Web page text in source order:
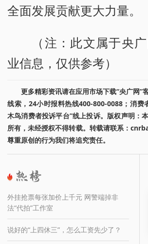
全面发展贡献更大力量。
（注：此文属于央
业信息，仅供参考）
更多精彩资讯请在应用市场下载“央广网”
线索，24小时报料热线400-800-0088；消费
木鸟消费者投诉平台”线上投诉。版权声明：
所有，未经授权不得转载。转载请联系：
尊重原创的行为我们将追究责任。
外挂抢票每张加价上千元 网警端掉非
法“代拍”工作室
说好的“上四休三”，怎么工资先少了？